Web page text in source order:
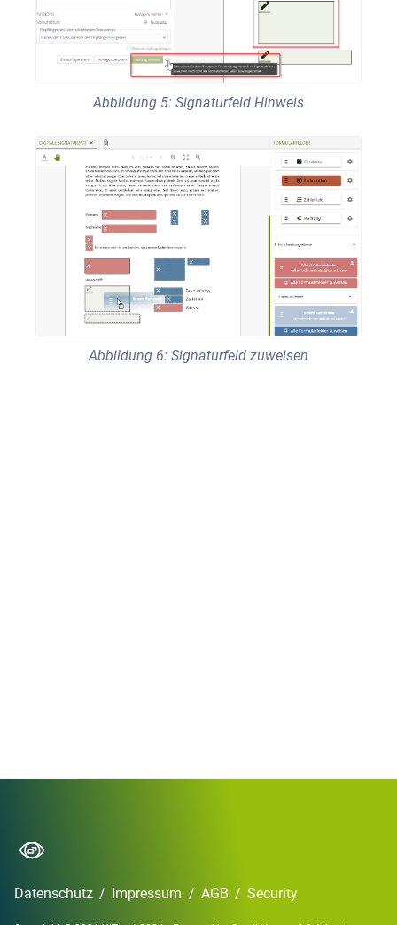
Abbildung 5: Signaturfeld Hinweis
Abbildung 6: Signaturfeld zuweisen
Datenschutz / Impressum / AGB / Security